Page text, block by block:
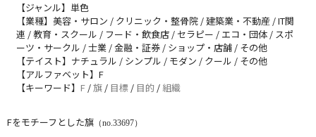
【ジャンル】単色
【業種】美容・サロン / クリニック・整骨院 / 建築業・不動産 / IT関
連 / 教育・スクール / フード・飲食店 / セラピー / エコ・団体 / スポ
ーツ・サークル / 士業 / 金融・証券 / ショップ・店舗 / その他
【テイスト】ナチュラル / シンプル / モダン / クール / その他
【アルファベット】F
【キーワード】 F /旗 / 目標 / 目的 / 組織
Fをモチーフとした旗 （no.33697）